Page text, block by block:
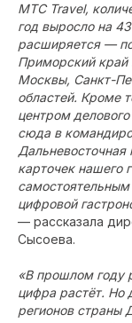
МТС Travel,
год выросло на
расширяется —
Приморский край
Москвы, Санкт-
областей. Кроме
центром
сюда в
Дальневосточная
карточек нашего
цифровой
— рассказала
Сысоева.
«В прошлом году
цифра растёт. Но
регионов страны